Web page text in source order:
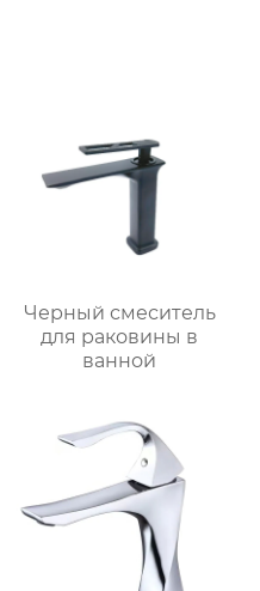
Черный смеситель
для раковины в
ванной